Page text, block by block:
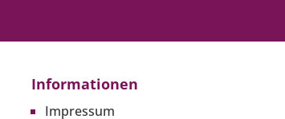
Informationen
Impressum